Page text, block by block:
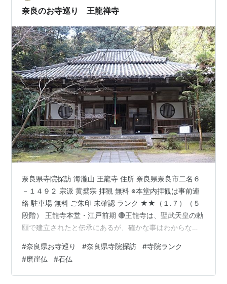
る。延喜１０…
奈良のお寺巡り 王龍禅寺
奈良県寺院探訪 海瀧山 王龍寺 住所 奈良県奈良市二名６
－１４９２ 宗派 黄檗宗 拝観 無料 ※本堂内拝観は事前連
絡 駐車場 無料 ご朱印 未確認 ランク ★★（１.７）（５
段階） 王龍寺本堂・江戸前期 🔴王龍寺は、聖武天皇の勅
願で建立されたと伝承にあるが、確かな事はわからな
平によって建立した。 奈良では珍しい黄檗宗の寺。本堂
内に安置されている、十一面観音は建武３年 （１３３
６）の摩崖仏で脇にある不動明王（摩崖仏）は文明元年
#奈良県お寺巡り #奈良県寺院探訪 #寺院ランク
#磨崖仏 #石仏